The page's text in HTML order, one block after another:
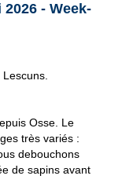
- Week-
Osse. Le
très variés :
debouchons
de sapins avant